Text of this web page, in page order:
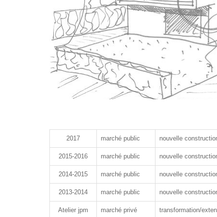
2017 marché public nouvelle
2015-2016 marché public nouvelle
2014-2015 marché public nouvelle
2013-2014 marché public nouvelle
Atelier jpm marché privé transformation/